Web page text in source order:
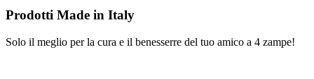
Prodotti Made in Italy
Solo il meglio per la cura e il benesserre del tuo amico a 4 zampe!